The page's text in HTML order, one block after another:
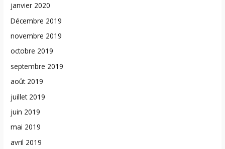
janvier 2020
Décembre 2019
novembre 2019
octobre 2019
septembre 2019
août 2019
juillet 2019
juin 2019
mai 2019
avril 2019